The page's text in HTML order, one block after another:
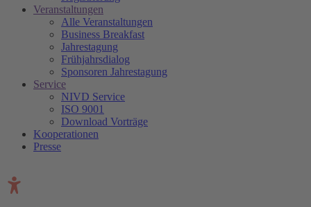
Veranstaltungen
Alle Veranstaltungen
Business Breakfast
Jahrestagung
Frühjahrsdialog
Sponsoren Jahrestagung
Service
NIVD Service
ISO 9001
Download Vorträge
Kooperationen
Presse